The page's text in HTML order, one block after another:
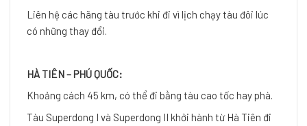
Liên hệ các hãng tàu trước khi đi vì lịch chạy tàu đôi lúc
có những thay đổi.
HÀ TIÊN – PHÚ QUỐC:
Khoảng cách 45 km, có thể đi bằng tàu cao tốc hay phà.
Tàu Superdong I và Superdong II khởi hành từ Hà Tiên đi